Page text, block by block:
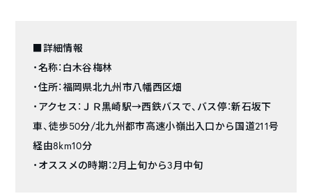
■詳細情報
・名称：白木谷梅林
・住所：福岡県北九州市八幡西区畑
・アクセス：ＪＲ黒崎駅→西鉄バスで、バス停：新石坂下
車、徒歩50分/北九州都市高速小嶺出入口から国道211号
経由8km10分
・オススメの時期：2月上旬から3月中旬